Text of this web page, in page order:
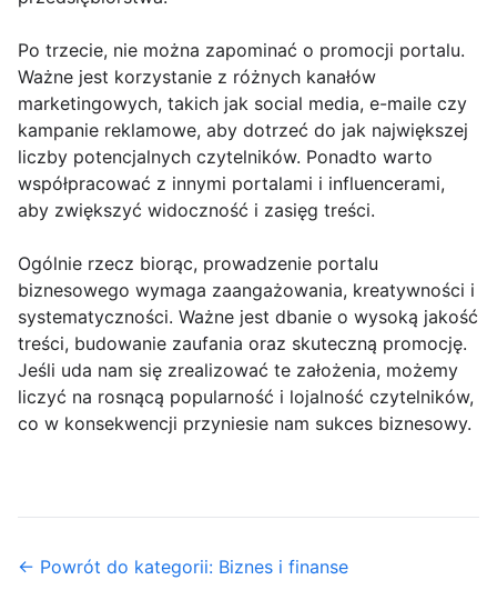
Po trzecie, nie można zapominać o promocji portalu.
Ważne jest korzystanie z różnych kanałów
marketingowych, takich jak social media, e-maile czy
kampanie reklamowe, aby dotrzeć do jak największej
liczby potencjalnych czytelników. Ponadto warto
współpracować z innymi portalami i influencerami,
aby zwiększyć widoczność i zasięg treści.
Ogólnie rzecz biorąc, prowadzenie portalu
biznesowego wymaga zaangażowania, kreatywności i
systematyczności. Ważne jest dbanie o wysoką jakość
treści, budowanie zaufania oraz skuteczną promocję.
Jeśli uda nam się zrealizować te założenia, możemy
liczyć na rosnącą popularność i lojalność czytelników,
co w konsekwencji przyniesie nam sukces biznesowy.
← Powrót do kategorii: Biznes i finanse